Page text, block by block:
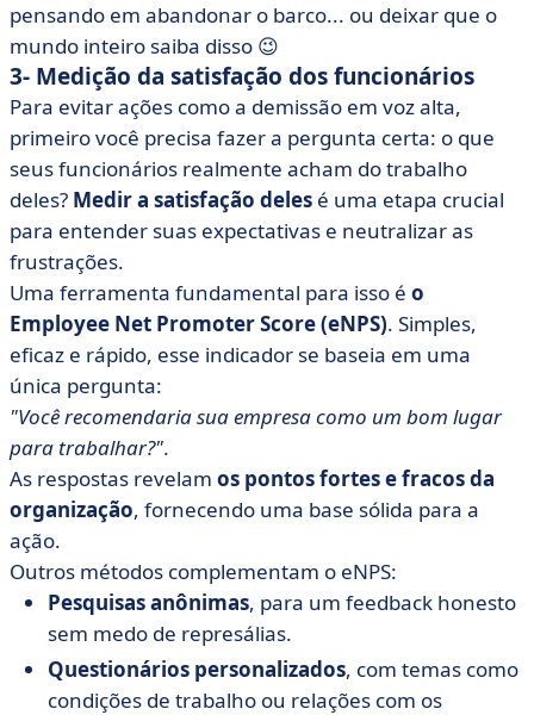
pensando em abandonar o barco... ou deixar que o
mundo inteiro saiba disso 😉
3- Medição da satisfação dos funcionários
Para evitar ações como a demissão em voz alta,
primeiro você precisa fazer a pergunta certa: o que
seus funcionários realmente acham do trabalho
deles? Medir a satisfação deles é uma etapa crucial
para entender suas expectativas e neutralizar as
frustrações.
Uma ferramenta fundamental para isso é o
Employee Net Promoter Score (eNPS). Simples,
eficaz e rápido, esse indicador se baseia em uma
única pergunta:
"Você recomendaria sua empresa como um bom lugar
para trabalhar?".
As respostas revelam os pontos fortes e fracos da
organização, fornecendo uma base sólida para a
ação.
Outros métodos complementam o eNPS:
Pesquisas anônimas, para um feedback honesto
sem medo de represálias.
Questionários personalizados, com temas como
condições de trabalho ou relações com os